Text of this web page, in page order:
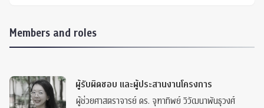
Members and roles
ผู้รับผิดชอบ และผู้ประสานงานโครงการ
ผู้ช่วยศาสตราจารย์ ดร. จุฑาทิพย์ วิวัฒนาพันธุวงศ์